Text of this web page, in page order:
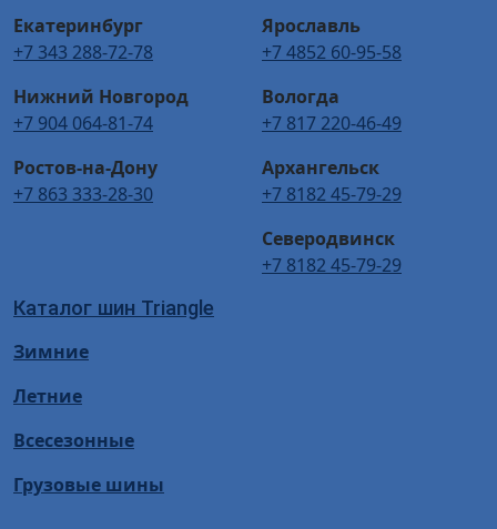
Екатеринбург
+7 343 288-72-78
Нижний Новгород
+7 904 064-81-74
Ростов-на-Дону
+7 863 333-28-30
Ярославль
+7 4852 60-95-58
Вологда
+7 817 220-46-49
Архангельск
+7 8182 45-79-29
Северодвинск
+7 8182 45-79-29
Каталог шин Triangle
Зимние
Летние
Всесезонные
Грузовые шины